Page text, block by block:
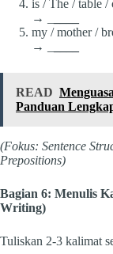
is / The / table /
→ _
my / mother /
→ _
READ
Panduan
(Fokus: Sentence
Prepositions)
Bagian 6: Menulis
Writing)
Tuliskan 2-3 kalimat